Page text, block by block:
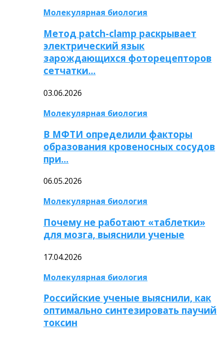
Молекулярная биология
Метод patch-clamp раскрывает
электрический язык
зарождающихся фоторецепторов
сетчатки…
03.06.2026
Молекулярная биология
В МФТИ определили факторы
образования кровеносных сосудов
при…
06.05.2026
Молекулярная биология
Почему не работают «таблетки»
для мозга, выяснили ученые
17.04.2026
Молекулярная биология
Российские ученые выяснили, как
оптимально синтезировать паучий
токсин